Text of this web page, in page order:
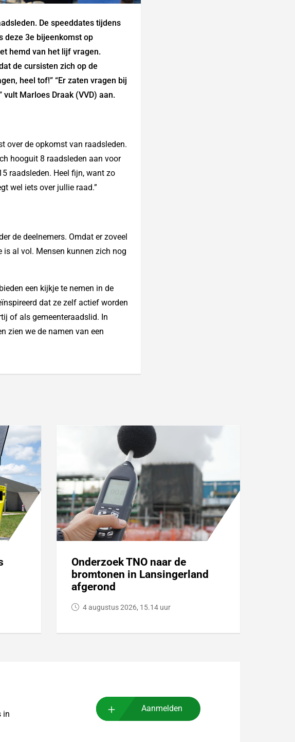
De speeddates tijdens
deze 3e bijeenkomst op
hemd van het lijf vragen.
de cursisten zich op de
heel tof!” “Er zaten vragen bij
Marloes Draak (VVD) aan.
over de opkomst van raadsleden.
hooguit 8 raadsleden aan voor
raadsleden. Heel fijn, want zo
wel iets over jullie raad.”
de deelnemers. Omdat er zoveel
al vol. Mensen kunnen zich nog
een kijkje te nemen in de
dat ze zelf actief worden
of als gemeenteraadslid. In
zien we de namen van een
Onderzoek TNO naar de
bromtonen in Lansingerland
afgerond
4 augustus 2026, 15.14 uur
in
Aanmelden